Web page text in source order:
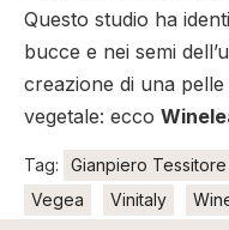
Questo studio ha
bucce e nei semi
creazione di una
vegetale: ecco
Tag: Gianpiero Tessitore
Vegea
Vinitaly